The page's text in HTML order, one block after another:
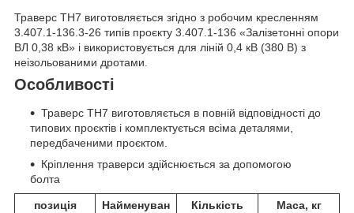
Траверс ТН7 виготовляється згідно з робочим кресленням
3.407.1-136.3-26 типів проєкту 3.407.1-136 «Залізетонні опори
ВЛ 0,38 кВ» і використовується для ліній 0,4 кВ (380 В) з
неізольованими дротами.
Особливості
Траверс ТН7 виготовляється в повній відповідності до
типових проєктів і комплектується всіма деталями,
передбаченими проєктом.
Кріплення траверси здійснюється за допомогою
болта
позиція
Найменуван
Кількість Маса, кг